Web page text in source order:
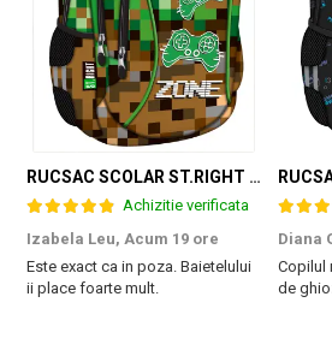
RUCSAC SCOLAR ST.RIGHT 3 COMPARTIMENTE GAME ZONE BP-26 301384
Achizitie verificata
Izabela Leu, Acum 19 ore
Este exact ca in poza. Baietelului
ii place foarte mult.
Diana
Copilul
de